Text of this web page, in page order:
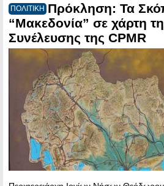
ΠΟΛΙΤΙΚΗ Πρόκληση: Τα
“Μακεδονία” σε χάρτη
Συνέλευσης της CPMR